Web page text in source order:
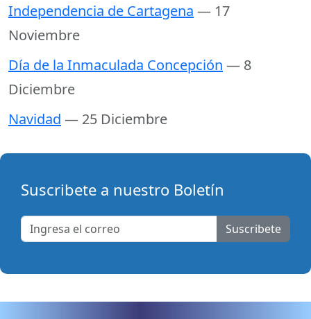
Independencia de Cartagena — 17
Noviembre
Día de la Inmaculada Concepción — 8
Diciembre
Navidad — 25 Diciembre
Suscribete a nuestro Boletín
Suscribete